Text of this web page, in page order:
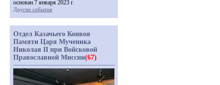
основан 7 января 2023 г.
Другие события
Отдел Казачьего Конвоя
Памяти Царя Мученика
Николая II при Войсковой
Православной Миссии(67)